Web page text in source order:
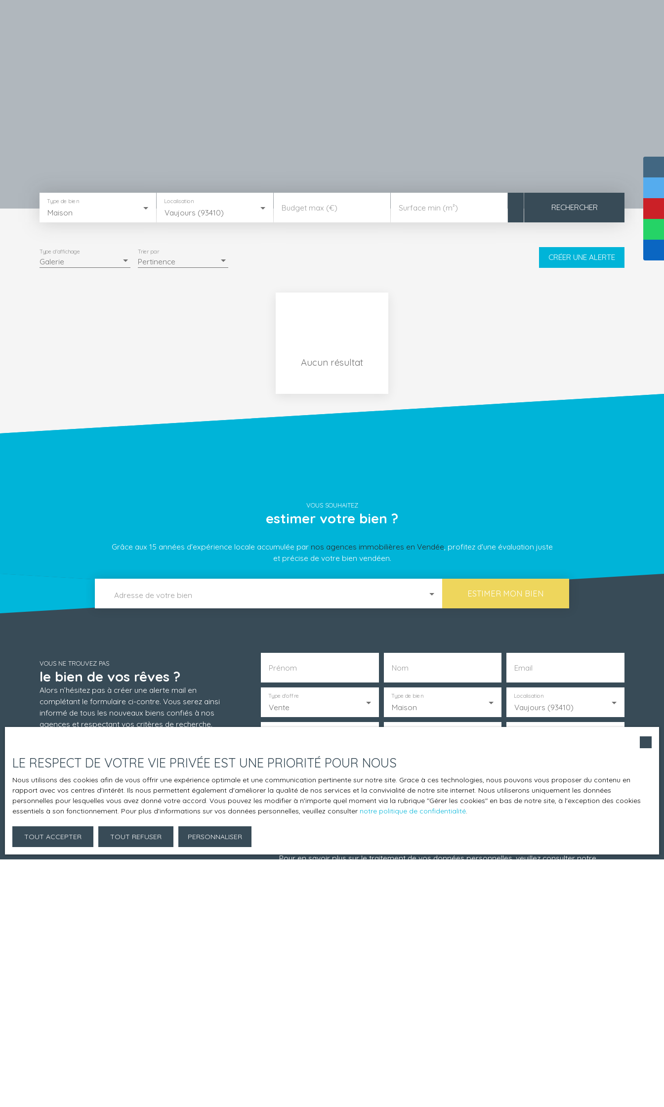
Maison
Type de bien
Vaujours (93410)
Localisation
Budget max (€) Surface min (m²) RECHERCHER
Galerie
Type d'affichage
Pertinence
Trier par
CRÉER UNE ALERTE
Aucun résultat
VOUS SOUHAITEZ
estimer votre bien ?
Grâce aux 15 années d'expérience locale accumulée par nos agences immobilières en Vendée , profitez d'une évaluation juste
et précise de votre bien vendéen.
Adresse de votre bien ESTIMER MON BIEN
VOUS NE TROUVEZ PAS
le bien de vos rêves ?
Alors n’hésitez pas à créer une alerte mail en
complétant le formulaire ci-contre. Vous serez ainsi
informé de tous les nouveaux biens confiés à nos
agences et respectant vos critères de recherche.
Prénom Nom Email
Vente
Type d'offre
Maison
Type de bien
Vaujours (93410)
Localisation
J'accepte le traitement de mes données personnelles conformément au RGPD. Si vous ne
souhaitez pas faire l'objet de prospection commerciale par voie téléphonique, vous pouvez vous
inscrire gratuitement sur la liste d'opposition au démarchage téléphonique, prévu par l'article
L223-1 du code de la consommation, sur le site Internet www.bloctel.gouv.fr ou par courrier
adressé à :
Pour en savoir plus sur le traitement de vos données personnelles, veuillez consulter notre
LE RESPECT DE VOTRE VIE PRIVÉE EST UNE PRIORITÉ POUR NOUS
Nous utilisons des cookies afin de vous offrir une expérience optimale et une communication pertinente sur notre site. Grace à ces technologies, nous pouvons vous proposer du contenu en
rapport avec vos centres d'intérêt. Ils nous permettent également d'améliorer la qualité de nos services et la convivialité de notre site internet. Nous utiliserons uniquement les données
personnelles pour lesquelles vous avez donné votre accord. Vous pouvez les modifier à n'importe quel moment via la rubrique ″Gérer les cookies″ en bas de notre site, à l'exception des cookies
essentiels à son fonctionnement. Pour plus d'informations sur vos données personnelles, veuillez consulter notre politique de confidentialité.
TOUT ACCEPTER TOUT REFUSER PERSONNALISER